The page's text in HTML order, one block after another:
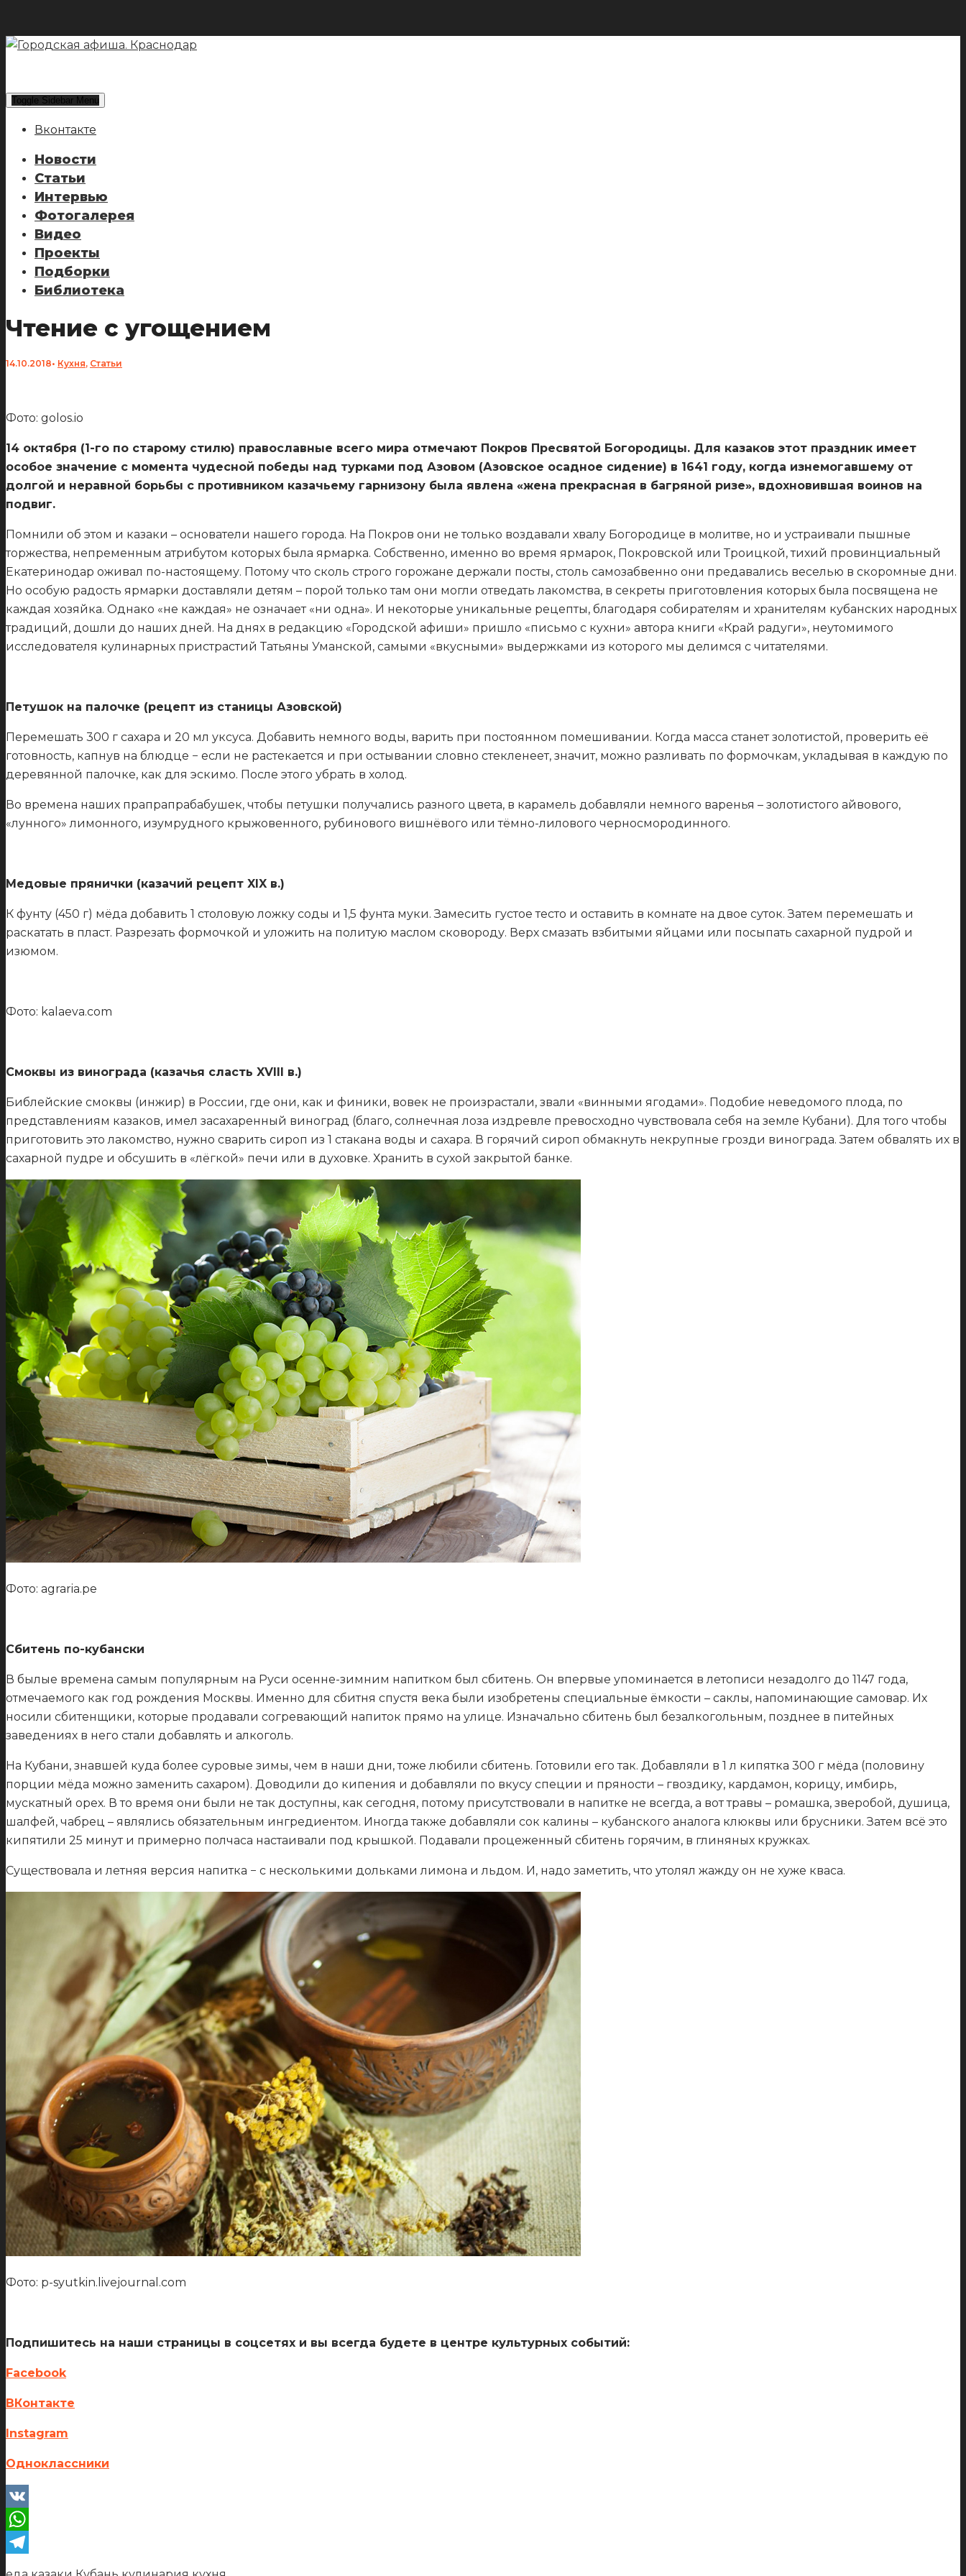
Toggle Sidebar Menu
Вконтакте
Новости
Статьи
Интервью
Фотогалерея
Видео
Проекты
Подборки
Библиотека
Чтение с угощением
14.10.2018• Кухня, Статьи
Фото: golos.io
14 октября (1-го по старому стилю) православные всего мира отмечают Покров Пресвятой Богородицы. Для казаков этот праздник имеет
особое значение с момента чудесной победы над турками под Азовом (Азовское осадное сидение) в 1641 году, когда изнемогавшему от
долгой и неравной борьбы с противником казачьему гарнизону была явлена «жена прекрасная в багряной ризе», вдохновившая воинов на
подвиг.
Помнили об этом и казаки – основатели нашего города. На Покров они не только воздавали хвалу Богородице в молитве, но и устраивали пышные
торжества, непременным атрибутом которых была ярмарка. Собственно, именно во время ярмарок, Покровской или Троицкой, тихий провинциальный
Екатеринодар оживал по-настоящему. Потому что сколь строго горожане держали посты, столь самозабвенно они предавались веселью в скоромные дни.
Но особую радость ярмарки доставляли детям – порой только там они могли отведать лакомства, в секреты приготовления которых была посвящена не
каждая хозяйка. Однако «не каждая» не означает «ни одна». И некоторые уникальные рецепты, благодаря собирателям и хранителям кубанских народных
традиций, дошли до наших дней. На днях в редакцию «Городской афиши» пришло «письмо с кухни» автора книги «Край радуги», неутомимого
исследователя кулинарных пристрастий Татьяны Уманской, самыми «вкусными» выдержками из которого мы делимся с читателями.
Петушок на палочке (рецепт из станицы Азовской)
Перемешать 300 г сахара и 20 мл уксуса. Добавить немного воды, варить при постоянном помешивании. Когда масса станет золотистой, проверить её
готовность, капнув на блюдце − если не растекается и при остывании словно стекленеет, значит, можно разливать по формочкам, укладывая в каждую по
деревянной палочке, как для эскимо. После этого убрать в холод.
Во времена наших прапрапрабабушек, чтобы петушки получались разного цвета, в карамель добавляли немного варенья – золотистого айвового,
«лунного» лимонного, изумрудного крыжовенного, рубинового вишнёвого или тёмно-лилового черносмородинного.
Медовые прянички (казачий рецепт XIX в.)
К фунту (450 г) мёда добавить 1 столовую ложку соды и 1,5 фунта муки. Замесить густое тесто и оставить в комнате на двое суток. Затем перемешать и
раскатать в пласт. Разрезать формочкой и уложить на политую маслом сковороду. Верх смазать взбитыми яйцами или посыпать сахарной пудрой и
изюмом.
Фото: kalaeva.com
Смоквы из винограда (казачья сласть XVIII в.)
Библейские смоквы (инжир) в России, где они, как и финики, вовек не произрастали, звали «винными ягодами». Подобие неведомого плода, по
представлениям казаков, имел засахаренный виноград (благо, солнечная лоза издревле превосходно чувствовала себя на земле Кубани). Для того чтобы
приготовить это лакомство, нужно сварить сироп из 1 стакана воды и сахара. В горячий сироп обмакнуть некрупные грозди винограда. Затем обвалять их в
сахарной пудре и обсушить в «лёгкой» печи или в духовке. Хранить в сухой закрытой банке.
Фото: agraria.pe
Сбитень по-кубански
В былые времена самым популярным на Руси осенне-зимним напитком был сбитень. Он впервые упоминается в летописи незадолго до 1147 года,
отмечаемого как год рождения Москвы. Именно для сбитня спустя века были изобретены специальные ёмкости – саклы, напоминающие самовар. Их
носили сбитенщики, которые продавали согревающий напиток прямо на улице. Изначально сбитень был безалкогольным, позднее в питейных
заведениях в него стали добавлять и алкоголь.
На Кубани, знавшей куда более суровые зимы, чем в наши дни, тоже любили сбитень. Готовили его так. Добавляли в 1 л кипятка 300 г мёда (половину
порции мёда можно заменить сахаром). Доводили до кипения и добавляли по вкусу специи и пряности – гвоздику, кардамон, корицу, имбирь,
мускатный орех. В то время они были не так доступны, как сегодня, потому присутствовали в напитке не всегда, а вот травы – ромашка, зверобой, душица,
шалфей, чабрец – являлись обязательным ингредиентом. Иногда также добавляли сок калины – кубанского аналога клюквы или брусники. Затем всё это
кипятили 25 минут и примерно полчаса настаивали под крышкой. Подавали процеженный сбитень горячим, в глиняных кружках.
Существовала и летняя версия напитка − с несколькими дольками лимона и льдом. И, надо заметить, что утолял жажду он не хуже кваса.
Фото: p-syutkin.livejournal.com
Подпишитесь на наши страницы в соцсетях и вы всегда будете в центре культурных событий:
Facebook
ВКонтакте
Instagram
Одноклассники
VK
WhatsApp